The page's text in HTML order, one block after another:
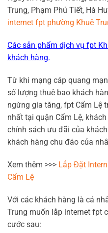
Trung, Phạm Phú Tiết, Hà
internet fpt phường Khuê
Các sản phẩm dịch vụ fpt
khách hàng.
Từ khi mạng cáp quang
số lượng thuê bao khách
ngừng gia tăng, fpt Cẩm Lệ
nhất tại quận Cẩm Lệ,
chính sách ưu đãi của
khách hàng chu đáo của
Xem thêm >>> Lắp Đặt
Cẩm Lệ
Với các khách hàng là cá
Trung muốn lắp internet fpt
cước sau: